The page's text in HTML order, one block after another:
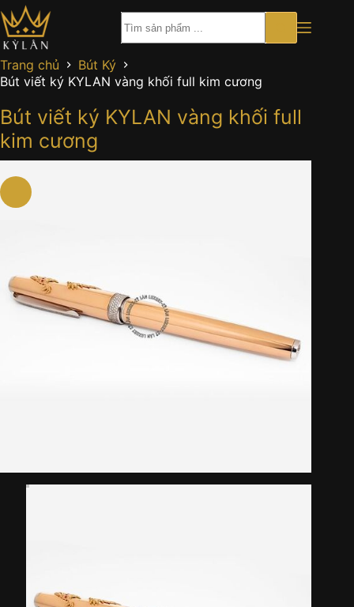
Chuyển
đến
phần
nội
dung
Trang chủ
Bút Ký
Bút viết ký KYLAN vàng khối full kim cương
Bút viết ký KYLAN vàng khối full
kim cương